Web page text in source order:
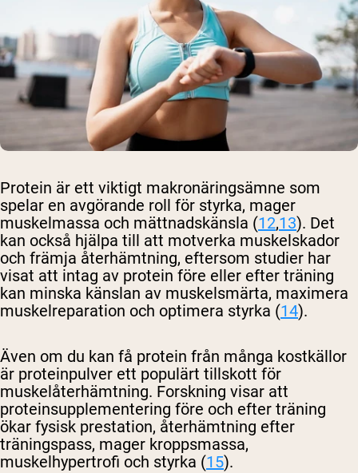
Protein är ett viktigt makronäringsämne som
spelar en avgörande roll för styrka, mager
muskelmassa och mättnadskänsla (12,13). Det
kan också hjälpa till att motverka muskelskador
och främja återhämtning, eftersom studier har
visat att intag av protein före eller efter träning
kan minska känslan av muskelsmärta, maximera
muskelreparation och optimera styrka (14).
Även om du kan få protein från många kostkällor
är proteinpulver ett populärt tillskott för
muskelåterhämtning. Forskning visar att
proteinsupplementering före och efter träning
ökar fysisk prestation, återhämtning efter
träningspass, mager kroppsmassa,
muskelhypertrofi och styrka (15).